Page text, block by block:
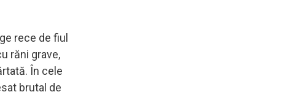
rece de fiul
răni grave,
În cele
brutal de